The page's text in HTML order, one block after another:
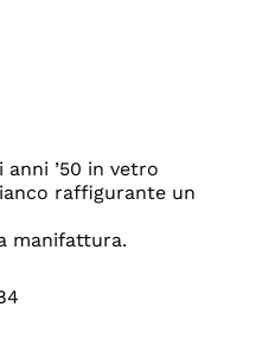
’50 in vetro
raffigurante un
manifattura.